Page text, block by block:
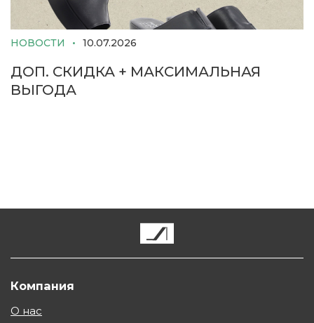
НОВОСТИ 10.07.2026
ДОП. СКИДКА + МАКСИМАЛЬНАЯ
ВЫГОДА
Компания
О нас